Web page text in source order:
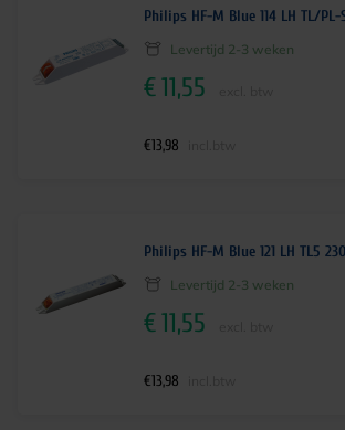
Philips HF-M Blue 114 LH TL/PL-
Levertijd 2-3 weken
€11,55
€13,98
Philips HF-M Blue 121 LH TL5
Levertijd 2-3 weken
€11,55
€13,98